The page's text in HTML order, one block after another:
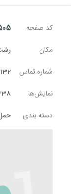
کد صفحه
مکان
شماره تماس
نمایش‌ها
دسته بندی